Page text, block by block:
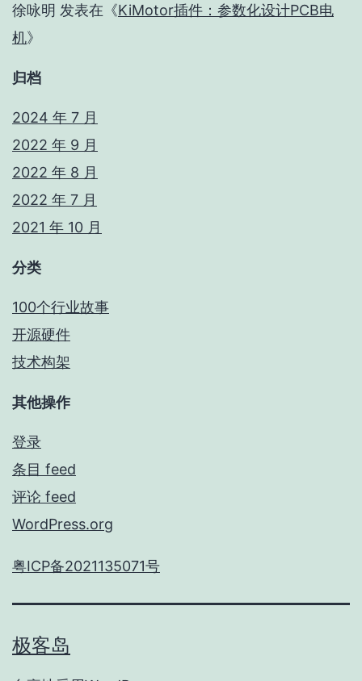
徐咏明 发表在《KiMotor插件：参数化设计PCB电
机》
归档
2024 年 7 月
2022 年 9 月
2022 年 8 月
2022 年 7 月
2021 年 10 月
分类
100个行业故事
开源硬件
技术构架
其他操作
登录
条目 feed
评论 feed
WordPress.org
粤ICP备2021135071号
极客岛